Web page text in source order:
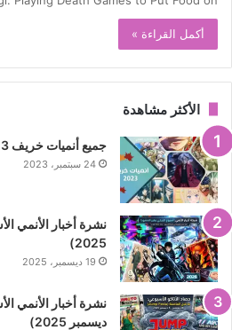
أكمل القراءة »
الأكثر مشاهدة
جميع أنميات خريف 2023 – قائمة كاملة
24 سبتمبر، 2023
2025)
19 ديسمبر، 2025
ديسمبر 2025)